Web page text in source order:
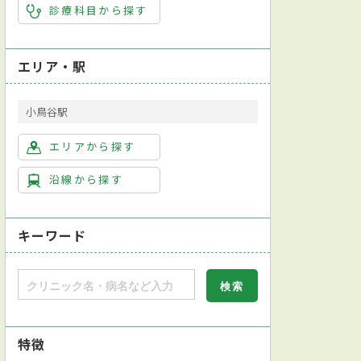
診療科目から探す
エリア・駅
小鳥谷駅
エリアから探す
沿線から探す
キーワード
特徴